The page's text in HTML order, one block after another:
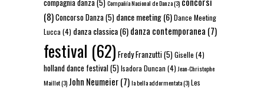
compagnia danza(5)Compañía Nacional de Danza(3)
(8)Concorso Danza(5) dance meeting(6)Dance Meeting
Lucca(4) danza classica(6)danza contemporanea (7)
festival (62) Fredy Franzutti(5)Giselle (4)
holland dance festival(5)Isadora Duncan (4) Jean-Christophe
Maillot(3)John Neumeier(7)la bella addormentata(3)Les